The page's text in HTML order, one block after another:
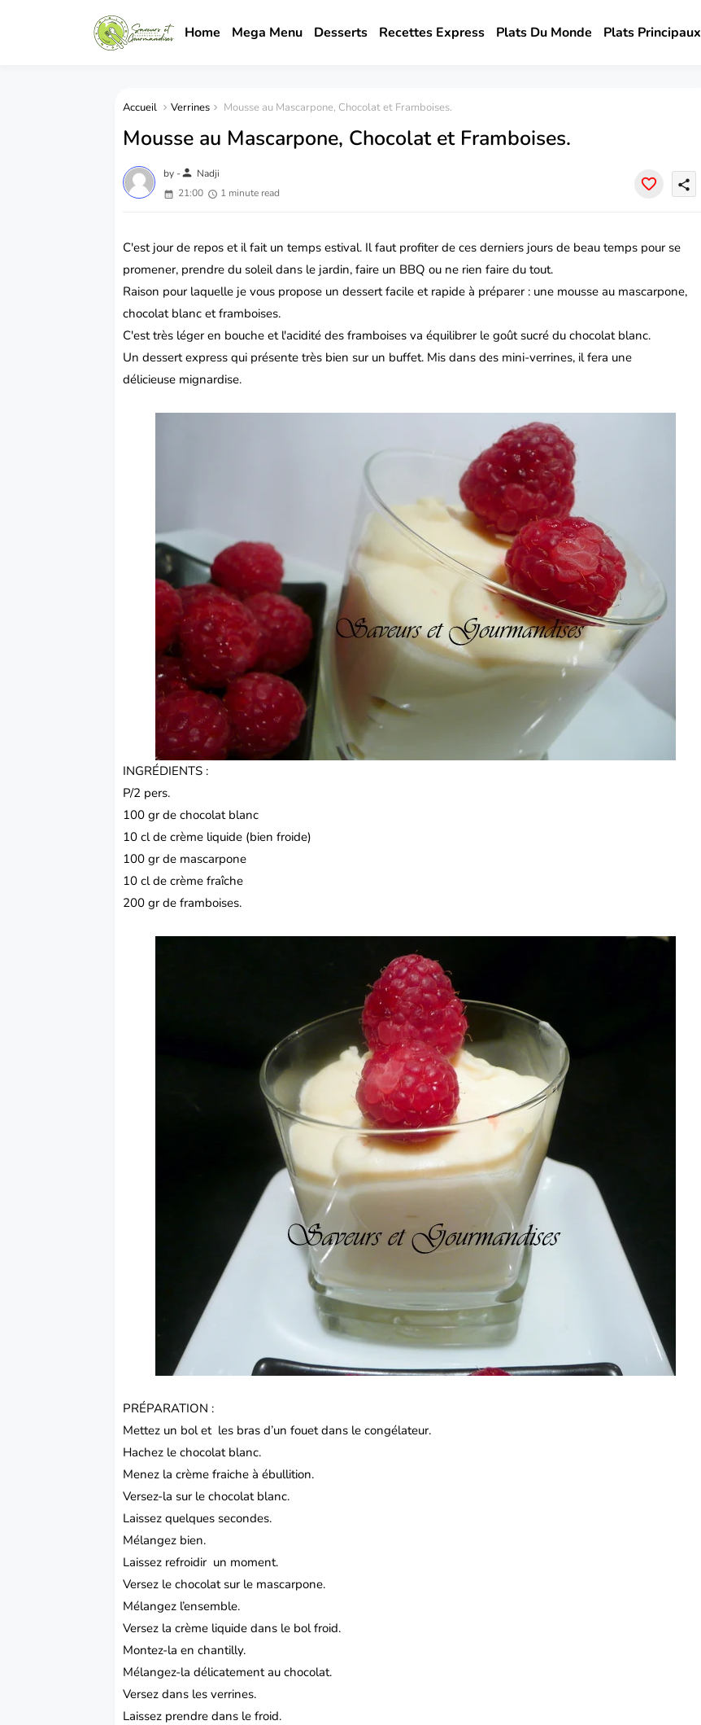
Home Mega Menu Desserts Recettes Express Plats Du Monde Plats Principaux
Accueil Verrines Mousse au Mascarpone, Chocolat et Framboises.
Mousse au Mascarpone, Chocolat et Framboises.
by -person Nadji
21:00
1 minute read
share
C'est jour de repos et il fait un temps estival. Il faut profiter de ces derniers jours de beau temps pour se
promener, prendre du soleil dans le jardin, faire un BBQ ou ne rien faire du tout.
Raison pour laquelle je vous propose un dessert facile et rapide à préparer : une mousse au mascarpone,
chocolat blanc et framboises.
C'est très léger en bouche et l'acidité des framboises va équilibrer le goût sucré du chocolat blanc.
Un dessert express qui présente très bien sur un buffet. Mis dans des mini-verrines, il fera une
délicieuse mignardise.
INGRÉDIENTS :
P/2 pers.
100 gr de chocolat blanc
10 cl de crème liquide (bien froide)
100 gr de mascarpone
10 cl de crème fraîche
200 gr de framboises.
PRÉPARATION :
Mettez un bol et les bras d’un fouet dans le congélateur.
Hachez le chocolat blanc.
Menez la crème fraiche à ébullition.
Versez-la sur le chocolat blanc.
Laissez quelques secondes.
Mélangez bien.
Laissez refroidir un moment.
Versez le chocolat sur le mascarpone.
Mélangez l’ensemble.
Versez la crème liquide dans le bol froid.
Montez-la en chantilly.
Mélangez-la délicatement au chocolat.
Versez dans les verrines.
Laissez prendre dans le froid.